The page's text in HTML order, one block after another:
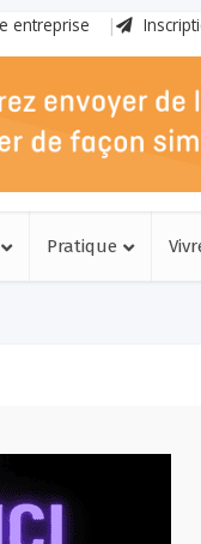
entreprise
Pratique